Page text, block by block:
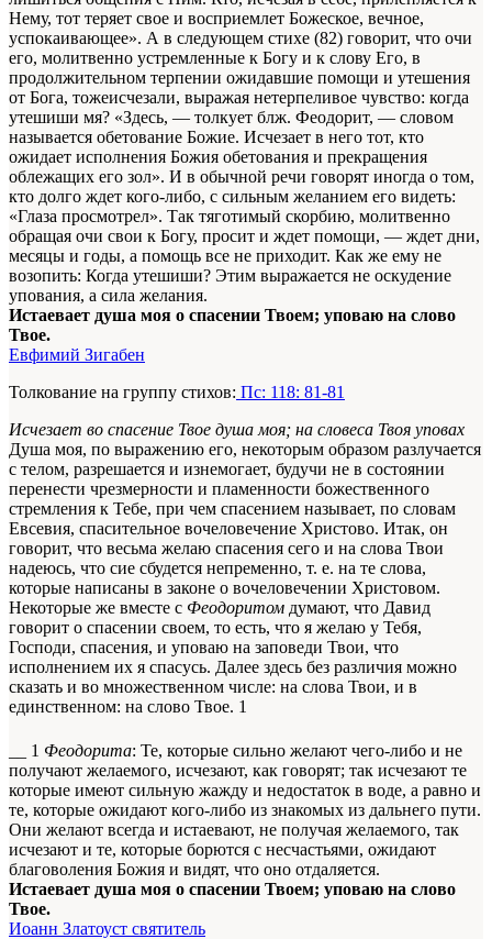
Нему, тот теряет свое и восприемлет Божеское, вечное,
успокаивающее». А в следующем стихе (82) говорит, что очи
его, молитвенно устремленные к Богу и к слову Его, в
продолжительном терпении ожидавшие помощи и утешения
от Бога, тожеисчезали, выражая нетерпеливое чувство: когда
утешиши мя? «Здесь, — толкует блж. Феодорит, — словом
называется обетование Божие. Исчезает в него тот, кто
ожидает исполнения Божия обетования и прекращения
облежащих его зол». И в обычной речи говорят иногда о том,
кто долго ждет кого-либо, с сильным желанием его видеть:
«Глаза просмотрел». Так тяготимый скорбию, молитвенно
обращая очи свои к Богу, просит и ждет помощи, — ждет дни,
месяцы и годы, а помощь все не приходит. Как же ему не
возопить: Когда утешиши? Этим выражается не оскудение
упования, а сила желания.
Истаевает душа моя о спасении Твоем; уповаю на слово
Твое.
Евфимий Зигабен
Толкование на группу стихов: Пс: 118: 81-81
Исчезает во спасение Твое душа моя; на словеса Твоя уповах
Душа моя, по выражению его, некоторым образом разлучается
с телом, разрешается и изнемогает, будучи не в состоянии
перенести чрезмерности и пламенности божественного
стремления к Тебе, при чем спасением называет, по словам
Евсевия, спасительное вочеловечение Христово. Итак, он
говорит, что весьма желаю спасения сего и на слова Твои
надеюсь, что сие сбудется непременно, т. е. на те слова,
которые написаны в законе о вочеловечении Христовом.
Некоторые же вместе с Феодоритом думают, что Давид
говорит о спасении своем, то есть, что я желаю у Тебя,
Господи, спасения, и уповаю на заповеди Твои, что
исполнением их я спасусь. Далее здесь без различия можно
сказать и во множественном числе: на слова Твои, и в
единственном: на слово Твое. 1
1 Феодорита: Те, которые сильно желают чего-либо и не
получают желаемого, исчезают, как говорят; так исчезают те
которые имеют сильную жажду и недостаток в воде, а равно и
те, которые ожидают кого-либо из знакомых из дальнего пути.
Они желают всегда и истаевают, не получая желаемого, так
исчезают и те, которые борются с несчастьями, ожидают
благоволения Божия и видят, что оно отдаляется.
Истаевает душа моя о спасении Твоем; уповаю на слово
Твое.
Иоанн Златоуст святитель